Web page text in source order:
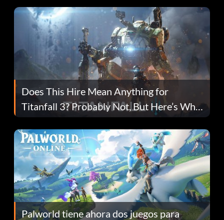
Does This Hire Mean Anything for
Titanfall 3? Probably Not, But Here’s Why
Fans Are Hopeful
Palworld tiene ahora dos juegos para